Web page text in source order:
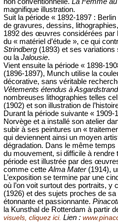
magnifique illustration.
Suit la période « 1892-1897 :
de gravures, dessins,
1892 des œuvres considérées par
du « matériel d’étude », ce qui
Strindberg (1893) et ses
ou la Jalousie.
Vient ensuite la période « 1898-
(1896-1897), Munch utilise la
décorative, sans véritable
Vêtements étendus à Asgardstrand
nombreuses lithographies telles
(1902) et son illustration de
Durant la période suivante « 1909-
Norvège et a installé son atelier
subir à ses peintures un «
qui deviennent ainsi un moyen
dégradation. Dans le même
du mouvement, si difficile à rendre
période est illustrée par des
comme cette Alma Mater(1914),
L’exposition se termine par une
où l’on voit surtout des portraits, y
(1926) et des sujets proches de
étonnante et passionnante.
la Kunsthal de Rotterdam à partir
visuels, cliquez ici. Lien :